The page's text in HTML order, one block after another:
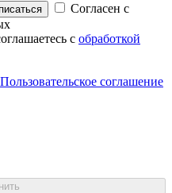
Согласен с
с обработкой
Пользовательское соглашение